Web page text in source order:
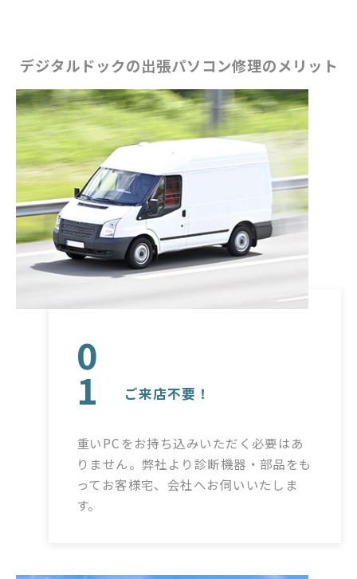
デジタルドックの出張パソコン修理のメリット
0
1 ご来店不要！
重いPCをお持ち込みいただく必要はあ
りません。弊社より診断機器・部品をも
ってお客様宅、会社へお伺いいたしま
す。